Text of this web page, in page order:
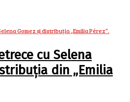
cu Selena
din „Emilia